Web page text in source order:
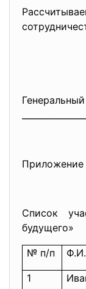
Приложение
Список
будущего»
№ п/п
1